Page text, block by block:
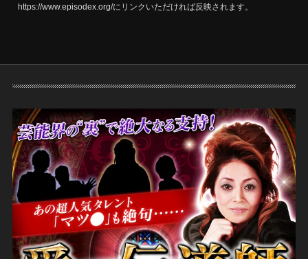
https://www.episodex.org/にリンクいただければ反映されます。